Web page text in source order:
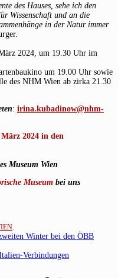
des Hauses, sehe ich den
Wissenschaft und an die
in der Natur immer
2024, um 19.30 Uhr im
um 19.00 Uhr sowie
des NHM Wien ab zirka 21.30
: irina.kubadinow@nhm-
2024 in den
Museum Wien
Museum bei uns
Winter bei den ÖBB
Verbindungen